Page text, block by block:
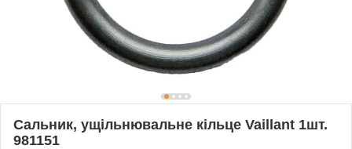
Сальник, ущільнювальне кільце Vaillant 1шт.
981151